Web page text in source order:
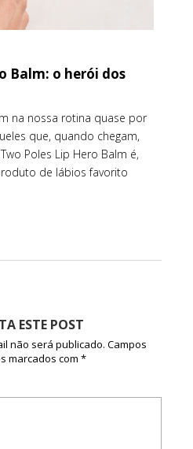
Balm: o herói dos
na nossa rotina quase por
que, quando chegam,
Poles Lip Hero Balm é,
de lábios favorito
ESTE POST
não será publicado. Campos
marcados com *